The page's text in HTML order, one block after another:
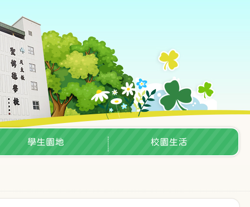
學生園地 校園生活